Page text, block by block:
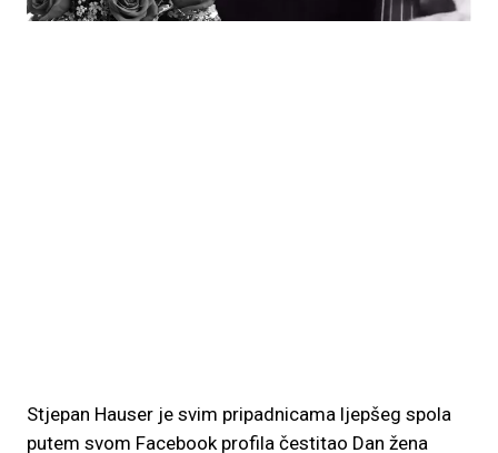
Stjepan Hauser je svim pripadnicama ljepšeg spola
putem svom Facebook profila čestitao Dan žena